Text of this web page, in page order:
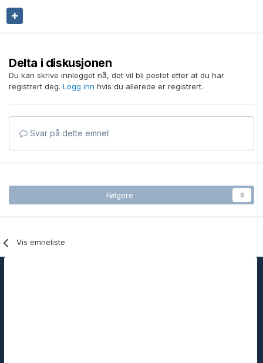
Delta i diskusjonen
Du kan skrive innlegget nå, det vil bli postet etter at du har
registrert deg. Logg inn hvis du allerede er registrert.
Svar på dette emnet
Følgere 0
Vis emneliste